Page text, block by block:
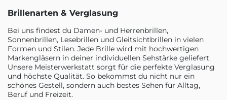
Brillenarten & Verglasung
Bei uns findest du Damen- und Herrenbrillen,
Sonnenbrillen, Lesebrillen und Gleitsichtbrillen in vielen
Formen und Stilen. Jede Brille wird mit hochwertigen
Markengläsern in deiner individuellen Sehstärke geliefert.
Unsere Meisterwerkstatt sorgt für die perfekte Verglasung
und höchste Qualität. So bekommst du nicht nur ein
schönes Gestell, sondern auch bestes Sehen für Alltag,
Beruf und Freizeit.